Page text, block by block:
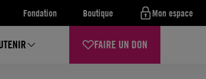
Fondation Boutique Mon espace
FAIRE UN DON